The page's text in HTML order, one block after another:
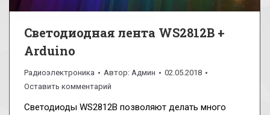
Светодиодная лента WS2812B +
Arduino
Радиоэлектроника Автор: Админ
02.05.2018
Оставить комментарий
Светодиоды WS2812B позволяют делать много